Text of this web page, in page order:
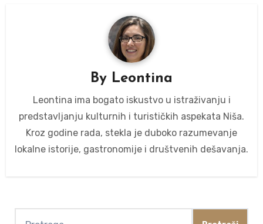
By Leontina
Leontina ima bogato iskustvo u istraživanju i
predstavljanju kulturnih i turističkih aspekata Niša.
Kroz godine rada, stekla je duboko razumevanje
lokalne istorije, gastronomije i društvenih dešavanja.